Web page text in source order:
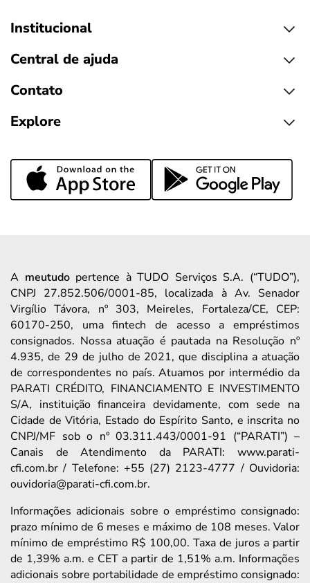
Institucional
Central de ajuda
Contato
Explore
A meutudopertence à TUDO Serviços S.A. (“TUDO”),
CNPJ 27.852.506/0001-85, localizada à Av. Senador
Virgílio Távora, nº 303, Meireles, Fortaleza/CE, CEP:
60170-250, uma fintech de acesso a empréstimos
consignados. Nossa atuação é pautada na Resolução nº
4.935, de 29 de julho de 2021, que disciplina a atuação
de correspondentes no país. Atuamos por intermédio da
PARATI CRÉDITO, FINANCIAMENTO E INVESTIMENTO
S/A, instituição financeira devidamente, com sede na
Cidade de Vitória, Estado do Espírito Santo, e inscrita no
CNPJ/MF sob o nº 03.311.443/0001-91 (“PARATI”) –
Canais de Atendimento da PARATI: www.parati-
cfi.com.br / Telefone: +55 (27) 2123-4777 / Ouvidoria:
ouvidoria@parati-cfi.com.br.
Informações adicionais sobre o empréstimo consignado:
prazo mínimo de 6 meses e máximo de 108 meses. Valor
mínimo de empréstimo R$ 100,00. Taxa de juros a partir
de 1,39% a.m. e CET a partir de 1,51% a.m. Informações
adicionais sobre portabilidade de empréstimo consignado: